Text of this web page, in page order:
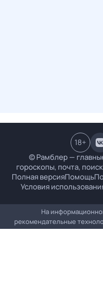
© Рамблер —
гороскопы, почта,
Полная версияПомощь
Условия
18+
На
рекомендательные